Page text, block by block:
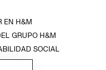
EN H&M
GRUPO H&M
SOCIAL